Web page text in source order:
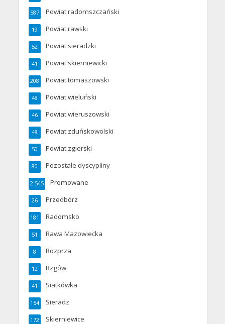
Powiat radomszczański
587
Powiat rawski
19
Powiat sieradzki
52
Powiat skierniewicki
41
Powiat tomaszowski
208
Powiat wieluński
48
Powiat wieruszowski
46
Powiat zduńskowolski
48
Powiat zgierski
50
Pozostałe dyscypliny
80
Promowane
2 545
Przedbórz
26
Radomsko
181
Rawa Mazowiecka
51
Rozprza
8
Rzgów
12
Siatkówka
41
Sieradz
154
Skierniewice
172